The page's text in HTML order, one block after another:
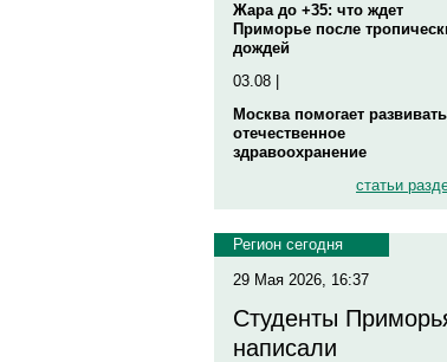
Жара до +35: что ждет
Приморье после
дождей
03.08 |
Москва помогает развивать
отечественное
здравоохранение
статьи
Регион сегодня
29 Мая 2026, 16:37
Студенты
написали